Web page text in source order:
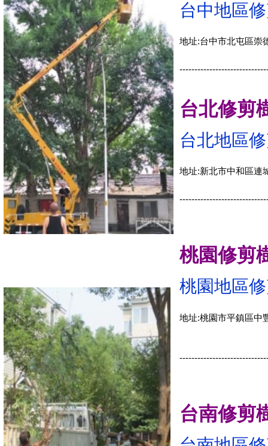
台中地區
地址:台中市北屯區崇
台北修剪
台北地區
地址:新北市中和區連
桃園修剪
桃園地區
地址:桃園市平鎮區中
台南修剪